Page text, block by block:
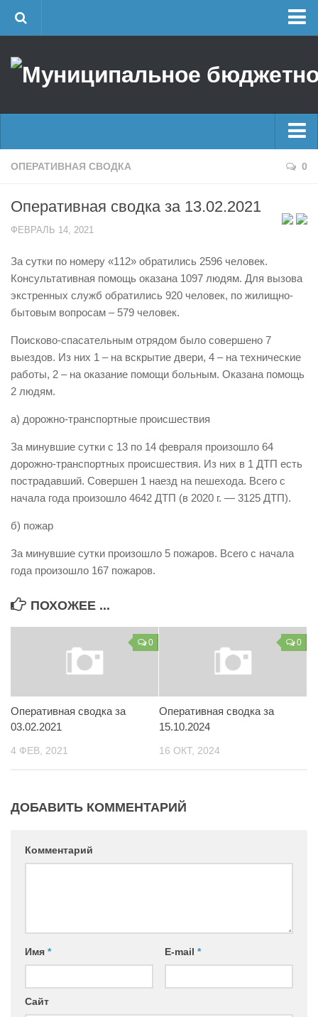
Об учреждении
Районные УГЗ
Поисково-спасательный отряд г. Уфы
Центр размещения пострадавших
Отчеты о реализации муниципальных программ
История
Виды деятельности
Обслуживание опасных производственных объектов
Уголок гражданской обороны
Пресс-центр
СМИ о нас
Конкурсы
Наша работа
Фотогалерея
Обращения
Главные новости
Оперативная сводка
Половодье
Купальный сезон
ОПЕРАТИВНАЯ СВОДКА 0
Оперативная сводка за 13.02.2021
ФЕВРАЛЬ 14, 2021
За сутки по номеру «112» обратились 2596 человек.
Консультативная помощь оказана 1097 людям. Для вызова
экстренных служб обратились 920 человек, по жилищно-
бытовым вопросам – 579 человек.
Поисково-спасательным отрядом было совершено 7
выездов. Из них 1 – на вскрытие двери, 4 – на технические
работы, 2 – на оказание помощи больным. Оказана помощь
2 людям.
а) дорожно-транспортные происшествия
За минувшие сутки с 13 по 14 февраля произошло 64
дорожно-транспортных происшествия. Из них в 1 ДТП есть
пострадавший. Совершен 1 наезд на пешехода. Всего с
начала года произошло 4642 ДТП (в 2020 г. — 3125 ДТП).
б) пожар
За минувшие сутки произошло 5 пожаров. Всего с начала
года произошло 167 пожаров.
ПОХОЖЕЕ ...
0
Оперативная сводка за
03.02.2021
4 ФЕВ, 2021
0
Оперативная сводка за
15.10.2024
16 ОКТ, 2024
ДОБАВИТЬ КОММЕНТАРИЙ
Комментарий
Имя * E-mail *
Сайт